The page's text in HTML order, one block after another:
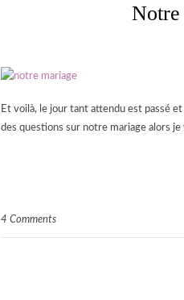
Notre
Et voilà, le jour tant attendu est passé
des questions sur notre mariage alors je
4 Comments